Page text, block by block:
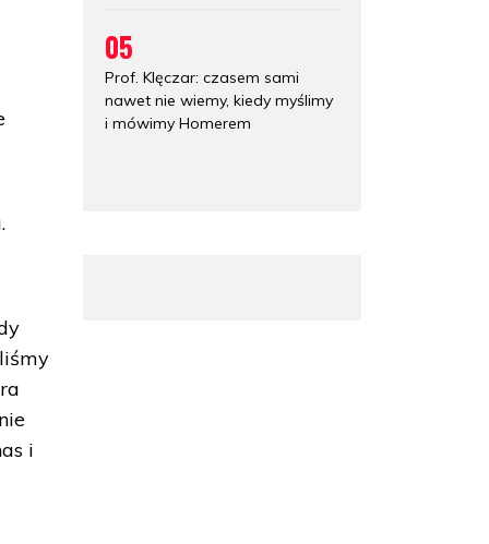
i
05
Prof. Klęczar: czasem sami
nawet nie wiemy, kiedy myślimy
i mówimy Homerem